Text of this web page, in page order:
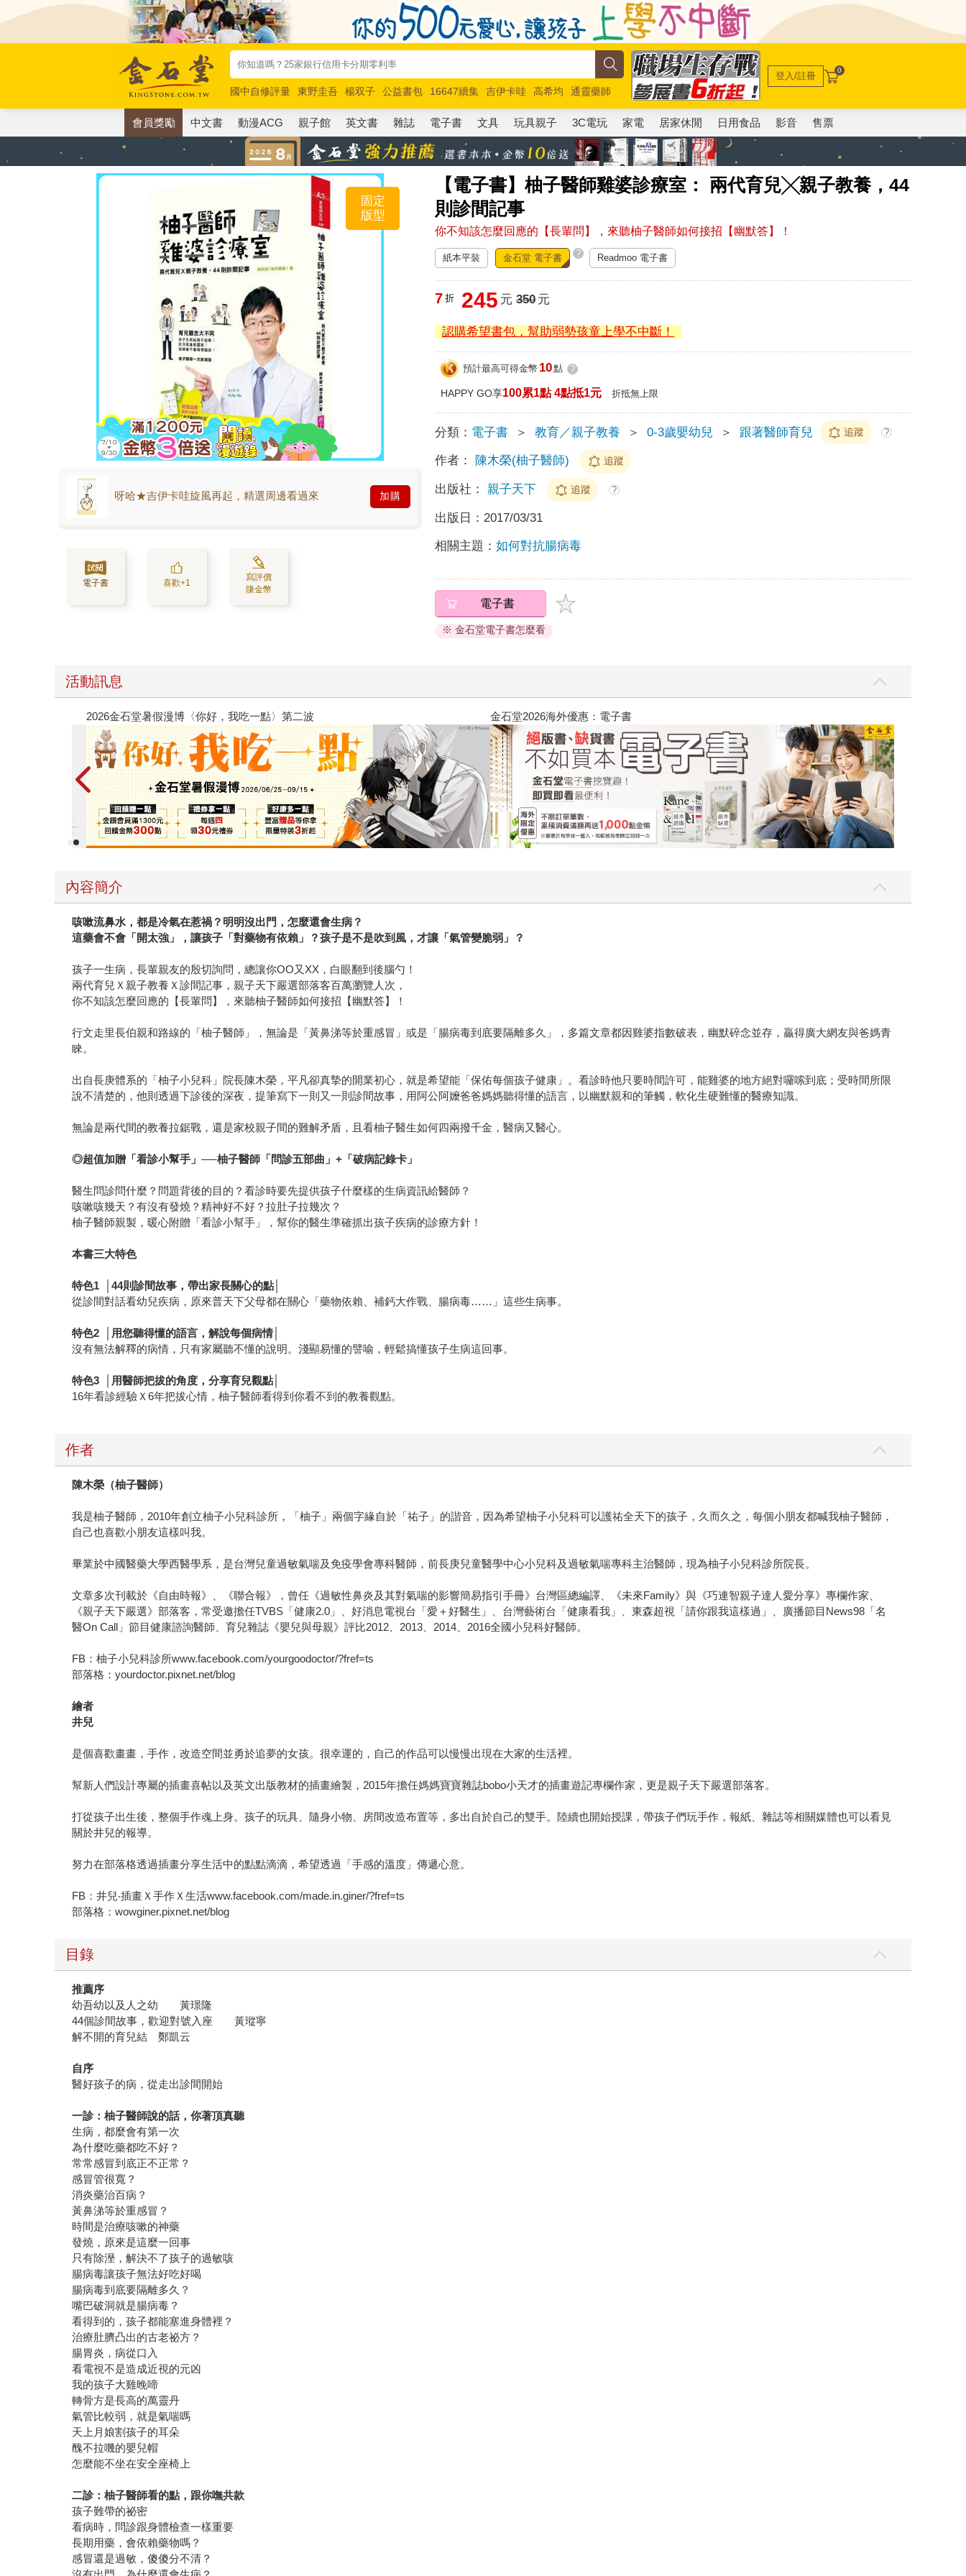
國中自修評量 東野圭吾 楊双子 公益書包 16647續集 吉伊卡哇 高希均
通靈藥師
唯紅花綻放
奧德賽 路邊攤新作 馬斯克 玩具總動員5 超慢跑
登入/註冊 0
會員獎勵 中文書 動漫ACG 親子館 英文書 雜誌 電子書 文具 玩具親子 3C電玩 家電 居家休閒 日用食品 影音 售票
【電子書】柚子醫師雞婆診療室： 兩代育兒╳親子教養，44
則診間記事
你不知該怎麼回應的【長輩問】，來聽柚子醫師如何接招【幽默答】！
固定
版型
呀哈★吉伊卡哇旋風再起，精選周邊看過來 加購
電子書 喜歡+1
寫評價
賺金幣
紙本平裝 金石堂 電子書 ? Readmoo 電子書
7 折 245 元 350元
認購希望書包，幫助弱勢孩童上學不中斷！
預計最高可得金幣 10點 ?
HAPPY GO享100累1點 4點抵1元 折抵無上限
分類： 電子書 ＞ 教育／親子教養 ＞ 0-3歲嬰幼兒 ＞ 跟著醫師育兒 追蹤 ?
作者： 陳木榮(柚子醫師) 追蹤
出版社： 親子天下 追蹤 ?
出版日： 2017/03/31
相關主題：如何對抗腸病毒
電子書
※ 金石堂電子書怎麼看
活動訊息
春光ｘ奇幻基地｜全書系展 2026金石堂暑假漫博〈你好，我吃一點〉第二波
內容簡介
咳嗽流鼻水，都是冷氣在惹禍？明明沒出門，怎麼還會生病？
這藥會不會「開太強」，讓孩子「對藥物有依賴」？孩子是不是吹到風，才讓「氣管變脆弱」？
孩子一生病，長輩親友的殷切詢問，總讓你OO又XX，白眼翻到後腦勺！
兩代育兒Ｘ親子教養Ｘ診間記事，親子天下嚴選部落客百萬瀏覽人次，
你不知該怎麼回應的【長輩問】，來聽柚子醫師如何接招【幽默答】！
行文走里長伯親和路線的「柚子醫師」，無論是「黃鼻涕等於重感冒」或是「腸病毒到底要隔離多久」，多篇文章都因雞婆指數破表，幽默碎念並存，贏得廣大網友與爸媽青
睞。
出自長庚體系的「柚子小兒科」院長陳木榮，平凡卻真摯的開業初心，就是希望能「保佑每個孩子健康」。看診時他只要時間許可，能雞婆的地方絕對囉嗦到底；受時間所限
說不清楚的，他則透過下診後的深夜，提筆寫下一則又一則診間故事，用阿公阿嬤爸爸媽媽聽得懂的語言，以幽默親和的筆觸，軟化生硬難懂的醫療知識。
無論是兩代間的教養拉鋸戰，還是家校親子間的難解矛盾，且看柚子醫生如何四兩撥千金，醫病又醫心。
◎超值加贈「看診小幫手」──柚子醫師「問診五部曲」+ 「破病記錄卡」
醫生問診問什麼？問題背後的目的？看診時要先提供孩子什麼樣的生病資訊給醫師？
咳嗽咳幾天？有沒有發燒？精神好不好？拉肚子拉幾次？
柚子醫師親製，暖心附贈「看診小幫手」，幫你的醫生準確抓出孩子疾病的診療方針！
本書三大特色
特色1 │44則診間故事，帶出家長關心的點
從診間對話看幼兒疾病，原來普天下父母都在關心「藥物依賴、補鈣大作戰、腸病毒……」這些生病事。
特色2 │ 用您聽得懂的語言，解說每個病情
沒有無法解釋的病情，只有家屬聽不懂的說明。淺顯易懂的譬喻，輕鬆搞懂孩子生病這回事。
特色3 │ 用醫師把拔的角度，分享育兒觀點
16年看診經驗Ｘ6年把拔心情，柚子醫師看得到你看不到的教養觀點。
作者
陳木榮（柚子醫師）
我是柚子醫師，2010年創立柚子小兒科診所，「柚子」兩個字緣自於「祐子」的諧音，因為希望柚子小兒科可以護祐全天下的孩子，久而久之，每個小朋友都喊我柚子醫師，
自己也喜歡小朋友這樣叫我。
畢業於中國醫藥大學西醫學系，是台灣兒童過敏氣喘及免疫學會專科醫師，前長庚兒童醫學中心小兒科及過敏氣喘專科主治醫師，現為柚子小兒科診所院長。
文章多次刊載於《自由時報》、《聯合報》，曾任《過敏性鼻炎及其對氣喘的影響簡易指引手冊》台灣區總編譯、《未來Family》與《巧連智親子達人愛分享》專欄作家、
《親子天下嚴選》部落客，常受邀擔任TVBS「健康2.0」、好消息電視台「愛＋好醫生」、台灣藝術台「健康看我」、東森超視「請你跟我這樣過」、廣播節目News98「名
醫On Call」節目健康諮詢醫師、育兒雜誌《嬰兒與母親》評比2012、2013、2014、2016全國小兒科好醫師。
FB：柚子小兒科診所www.facebook.com/yourgoodoctor/?fref=ts
部落格：yourdoctor.pixnet.net/blog
繪者
井兒
是個喜歡畫畫，手作，改造空間並勇於追夢的女孩。很幸運的，自己的作品可以慢慢出現在大家的生活裡。
幫新人們設計專屬的插畫喜帖以及英文出版教材的插畫繪製，2015年擔任媽媽寶寶雜誌bobo小天才的插畫遊記專欄作家，更是親子天下嚴選部落客。
打從孩子出生後，整個手作魂上身。孩子的玩具、隨身小物、房間改造布置等，多出自於自己的雙手。陸續也開始授課，帶孩子們玩手作，報紙、雜誌等相關媒體也可以看見
關於井兒的報導。
努力在部落格透過插畫分享生活中的點點滴滴，希望透過「手感的溫度」傳遞心意。
FB：井兒‧插畫Ｘ手作Ｘ生活www.facebook.com/made.in.giner/?fref=ts
部落格：wowginer.pixnet.net/blog
目錄
推薦序
幼吾幼以及人之幼 黃璟隆
44個診間故事，歡迎對號入座 黃瑽寧
解不開的育兒結 鄭凱云
自序
醫好孩子的病，從走出診間開始
一診：柚子醫師說的話，你著頂真聽
生病，都麼會有第一次
為什麼吃藥都吃不好？
常常感冒到底正不正常？
感冒管很寬？
消炎藥治百病？
黃鼻涕等於重感冒？
時間是治療咳嗽的神藥
發燒，原來是這麼一回事
只有除溼，解決不了孩子的過敏咳
腸病毒讓孩子無法好吃好喝
腸病毒到底要隔離多久？
嘴巴破洞就是腸病毒？
看得到的，孩子都能塞進身體裡？
治療肚臍凸出的古老祕方？
腸胃炎，病從口入
看電視不是造成近視的元凶
我的孩子大雞晚啼
轉骨方是長高的萬靈丹
氣管比較弱，就是氣喘嗎
天上月娘割孩子的耳朵
醜不拉嘰的嬰兒帽
怎麼能不坐在安全座椅上
二診：柚子醫師看的點，跟你嘸共款
孩子難帶的祕密
看病時，問診跟身體檢查一樣重要
長期用藥，會依賴藥物嗎？
感冒還是過敏，傻傻分不清？